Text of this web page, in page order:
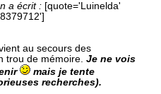
a écrit : [quote='Luinelda'
au secours des
trou de mémoire. Je ne vois
mais je tente
recherches).